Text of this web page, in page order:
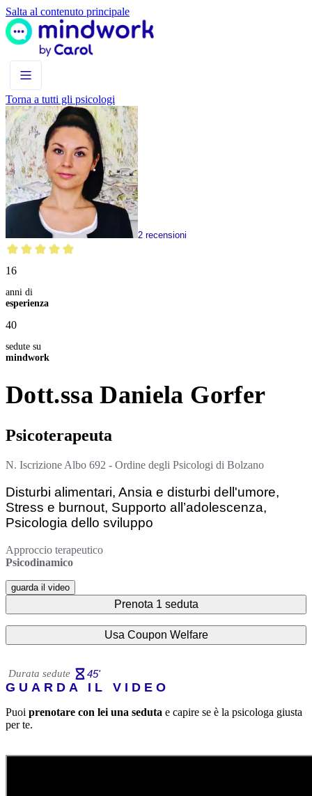
Salta al contenuto principale
Torna a tutti gli psicologi
2 recensioni
16
anni di
esperienza
40
sedute su
mindwork
Dott.ssa Daniela Gorfer
Psicoterapeuta
N. Iscrizione Albo 692 - Ordine degli Psicologi di Bolzano
Disturbi alimentari, Ansia e disturbi dell'umore,
Stress e burnout, Supporto all’adolescenza,
Psicologia dello sviluppo
Approccio terapeutico
Psicodinamico
guarda il video
Prenota 1 seduta
Usa Coupon Welfare
Durata sedute 45'
GUARDA IL VIDEO
Puoi prenotare con lei una seduta e capire se è la psicologa giusta
per te.